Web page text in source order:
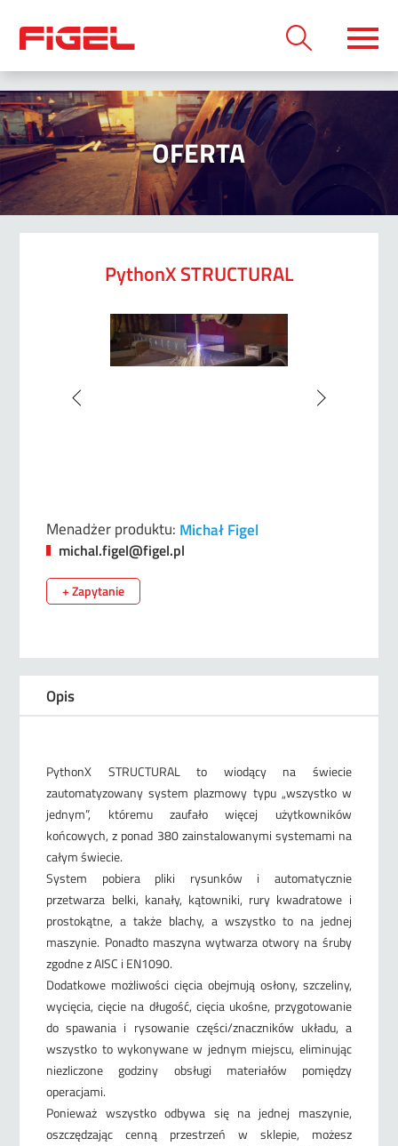
OFERTA
PythonX STRUCTURAL
Menadżer produktu: Michał Figel
michal.figel@figel.pl
+ Zapytanie
Opis
PythonX STRUCTURAL to wiodący na świecie
zautomatyzowany system plazmowy typu „wszystko w
jednym”, któremu zaufało więcej użytkowników
końcowych, z ponad 380 zainstalowanymi systemami na
całym świecie.
System pobiera pliki rysunków i automatycznie
przetwarza belki, kanały, kątowniki, rury kwadratowe i
prostokątne, a także blachy, a wszystko to na jednej
maszynie. Ponadto maszyna wytwarza otwory na śruby
zgodne z AISC i EN1090.
Dodatkowe możliwości cięcia obejmują osłony, szczeliny,
wycięcia, cięcie na długość, cięcia ukośne, przygotowanie
do spawania i rysowanie części/znaczników układu, a
wszystko to wykonywane w jednym miejscu, eliminując
niezliczone godziny obsługi materiałów pomiędzy
operacjami.
Ponieważ wszystko odbywa się na jednej maszynie,
oszczędzając cenną przestrzeń w sklepie, możesz